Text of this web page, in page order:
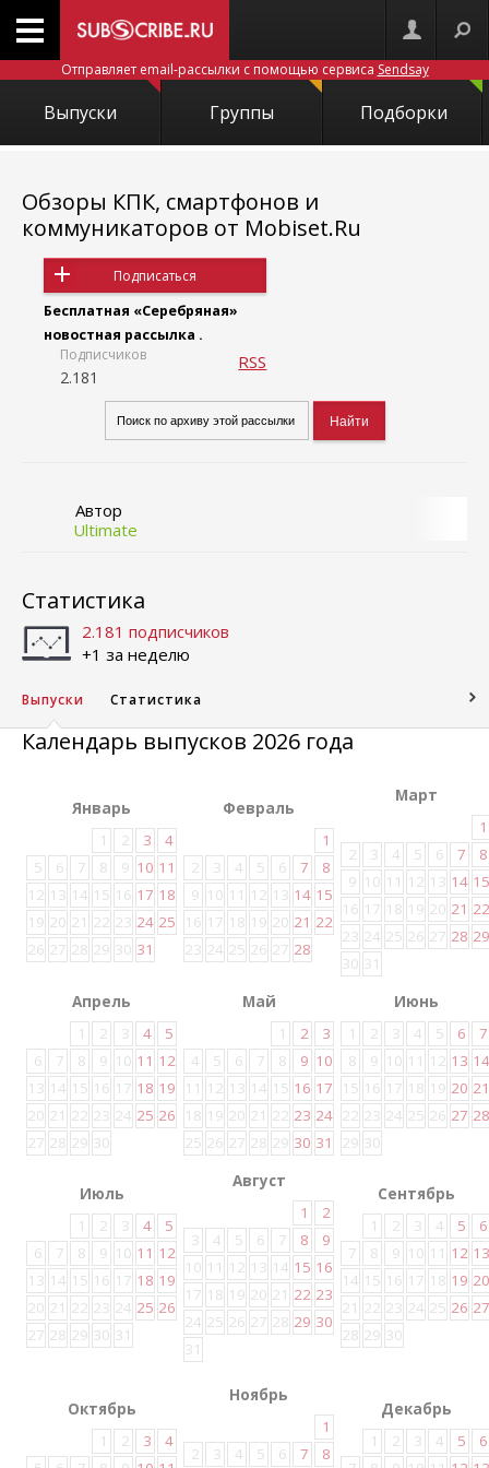
Отправляет email-рассылки с помощью сервиса Sendsay
Выпуски Группы Подборки
Обзоры КПК, смартфонов и
коммуникаторов от Mobiset.Ru
Подписаться
Бесплатная «Серебряная»
новостная рассылка .
Подписчиков
2.181
RSS
Автор
Ultimate
Статистика
2.181 подписчиков
+1 за неделю
Выпуски Статистика
Календарь выпусков 2026 года
Январь
1
2 3
4
5
6 7 8 9 10 11
12 13 14 15 16 17 18
19 20 21 22 23 24 25
26 27 28 29 30 31
Февраль
1
2
3 4 5 6 7
8
9 10 11 12 13 14 15
16 17 18 19 20 21 22
23 24 25 26 27 28
Март
1
2
3 4 5 6 7
8
9 10 11 12 13 14 15
16 17 18 19 20 21 22
23 24 25 26 27 28 29
30 31
Апрель
1
2 3 4
5
6
7 8 9 10 11 12
13 14 15 16 17 18 19
20 21 22 23 24 25 26
27 28 29 30
Май
1
2
3
4
5 6 7 8 9 10
11 12 13 14 15 16 17
18 19 20 21 22 23 24
25 26 27 28 29 30 31
Июнь
1
2 3 4 5 6
7
8
9 10 11 12 13 14
15 16 17 18 19 20 21
22 23 24 25 26 27 28
29 30
Июль
1
2 3 4
5
6
7 8 9 10 11 12
13 14 15 16 17 18 19
20 21 22 23 24 25 26
27 28 29 30 31
Август
1
2
3
4 5 6 7 8
9
10 11 12 13 14 15 16
17 18 19 20 21 22 23
24 25 26 27 28 29 30
31
Сентябрь
1
2 3 4 5
6
7
8 9 10 11 12 13
14 15 16 17 18 19 20
21 22 23 24 25 26 27
28 29 30
Октябрь
1
2 3
4
Ноябрь
1
2
3 4 5 6 7 8
Декабрь
1
2 3 4 5
6